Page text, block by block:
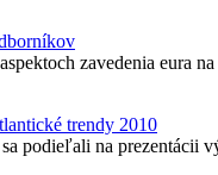
zavedenia eura
trendy 2010
podieľali na prezentácii